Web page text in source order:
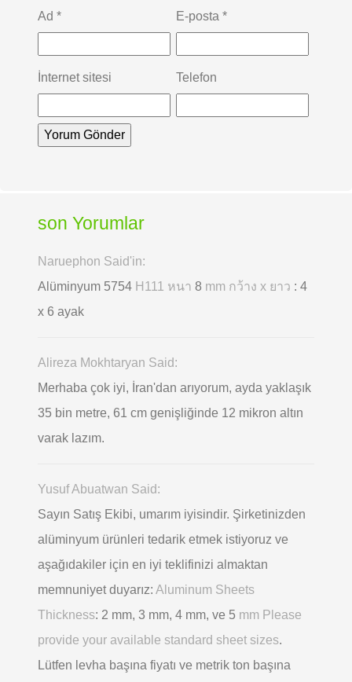
Ad * E-posta *
İnternet sitesi Telefon
son Yorumlar
Naruephon Said'in:
Alüminyum 5754 H111 หนา 8 mm กว้าง x ยาว : 4
x 6 ayak
Alireza Mokhtaryan Said:
Merhaba çok iyi, İran'dan arıyorum, ayda yaklaşık
35 bin metre, 61 cm genişliğinde 12 mikron altın
varak lazım.
Yusuf Abuatwan Said:
Sayın Satış Ekibi, umarım iyisindir. Şirketinizden
alüminyum ürünleri tedarik etmek istiyoruz ve
aşağıdakiler için en iyi teklifinizi almaktan
memnuniyet duyarız: Aluminum Sheets
Thickness: 2 mm, 3 mm, 4 mm, ve 5 mm Please
provide your available standard sheet sizes.
Lütfen levha başına fiyatı ve metrik ton başına